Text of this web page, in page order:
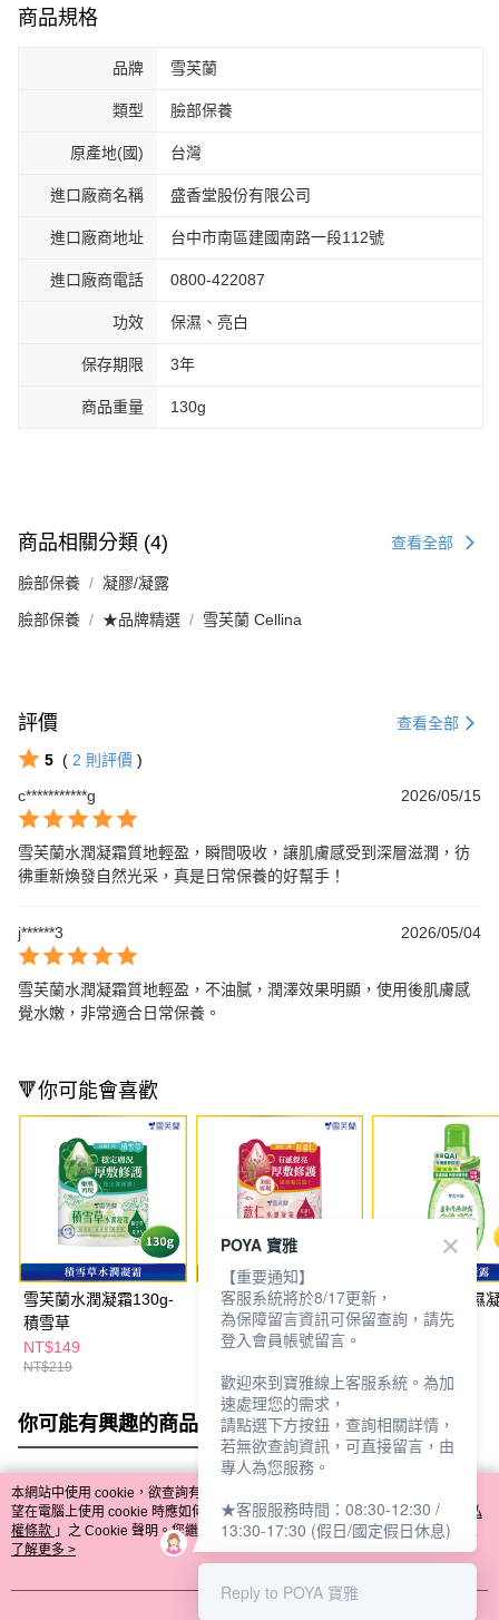
商品規格
品牌 雪芙蘭
類型 臉部保養
原產地(國) 台灣
進口廠商名稱 盛香堂股份有限公司
進口廠商地址 台中市南區建國南路一段112號
進口廠商電話 0800-422087
功效 保濕、亮白
保存期限 3年
商品重量 130g
商品相關分類 (4) 查看全部
臉部保養 凝膠/凝露
臉部保養 ★品牌精選 雪芙蘭 Cellina
評價 查看全部
5 ( 2 則評價 )
c***********g
2026/05/15
雪芙蘭水潤凝霜質地輕盈，瞬間吸收，讓肌膚感受到深層滋潤，彷
彿重新煥發自然光采，真是日常保養的好幫手！
j******3 2026/05/04
雪芙蘭水潤凝霜質地輕盈，不油膩，潤澤效果明顯，使用後肌膚感
覺水嫩，非常適合日常保養。
🔻你可能會喜歡
雪芙蘭水潤凝霜130g-
積雪草
NT$149
NT$219
雪芙蘭水潤凝霜130g-
薏仁
NT$149
雪芙蘭蘆薈保濕
130ml
你可能有興趣的商品 全站排行
熱門標籤
本網站中使用 cookie，欲查詢有關本網站使用 cookie 方式之詳情，及若您不希
望在電腦上使用 cookie 時應如何變更電腦的 cookie 設定，請參閱本網站「
隱私
權條款 」之 Cookie 聲明。您繼續使用本網站即表示您同意本公司得按本網站使
用條款之 Cookie 聲明使用 cookie。
了解更多 >
POYA 寶雅
【重要通知】
客服系統將於8/17更新，
為保障留言資訊可保留查詢，請先
登入會員帳號留言。
歡迎來到寶雅線上客服系統。為加
速處理您的需求，
請點選下方按鈕，查詢相關詳情，
若無欲查詢資訊，可直接留言，由
專人為您服務。
★客服服務時間：08:30-12:30 /
13:30-17:30 (假日/國定假日休息)
Reply to POYA 寶雅